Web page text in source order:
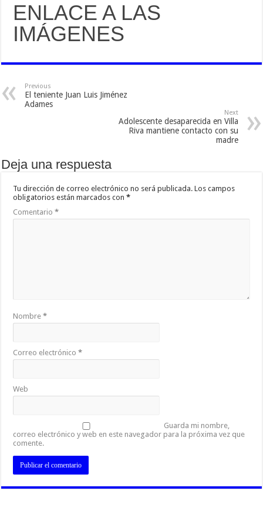
ENLACE A LAS
IMÁGENES
Previous
El teniente Juan Luis Jiménez
Adames
Next
Adolescente desaparecida en Villa
Riva mantiene contacto con su
madre
Deja una respuesta
Tu dirección de correo electrónico no será publicada. Los campos
obligatorios están marcados con*
Comentario*
Nombre*
Correo electrónico*
Web
Guarda mi nombre,
correo electrónico y web en este navegador para la próxima vez que
comente.